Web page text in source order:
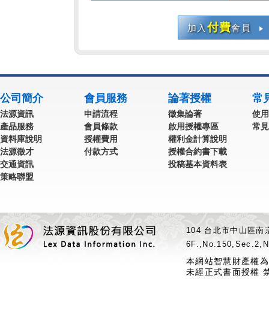
加入付費會員
公司簡介
法源資訊
產品服務
資料庫說明
法源徵才
交通資訊
策略聯盟
會員服務
申請流程
會員條款
授權費用
付款方式
論著授權
徵集論著
啟用授權專區
權利金計算說明
授權合約書下載
投稿基本資料表
常
使
常
104 台北市中山區
本網站智慧財產權
未經正式書面授權